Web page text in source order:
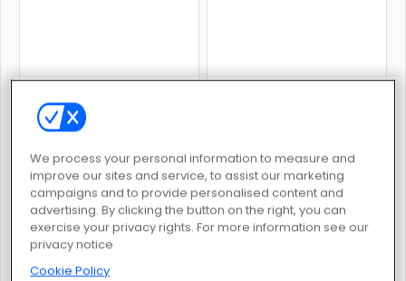
Love Tester Deluxe
We process your personal information to measure and
improve our sites and service, to assist our marketing
campaigns and to provide personalised content and
advertising. By clicking the button on the right, you can
exercise your privacy rights. For more information see our
privacy notice
Cookie Policy